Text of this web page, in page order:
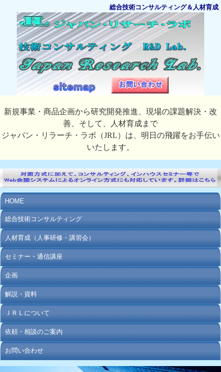
総合技術コンサルティング＆人材育成
新規事業・商品企画から研究開発推進、現場の課題解決・改
善、そして、人材育成まで
ジャパン・リラーチ・ラボ（JRL）は、明日の飛躍をお手伝い
いたします。
HOME
総合技術コンサルティング
人材育成（人事研修・講習会）
セミナー・通信講座
企画
解説・資料
ＪＲＬについて
依頼・相談のご案内
お問い合わせ